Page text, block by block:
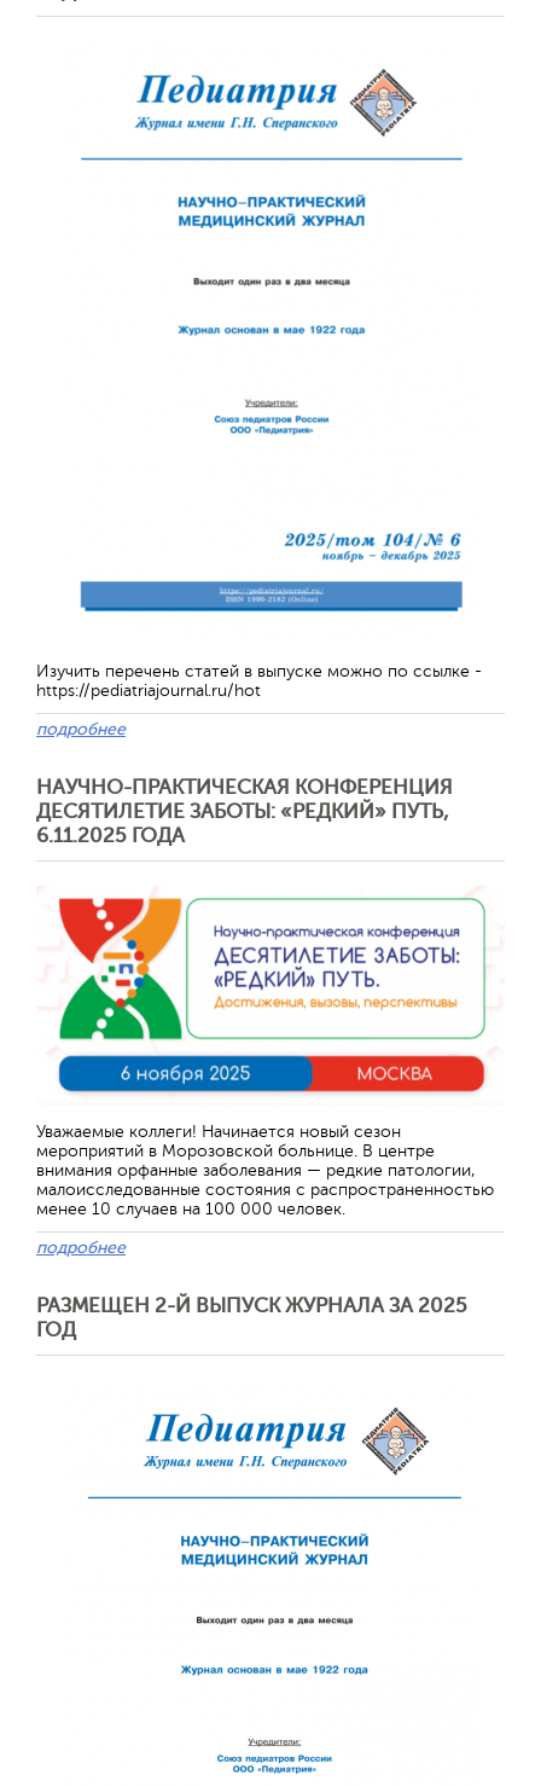
Изучить перечень статей в выпуске можно по ссылке -
https://pediatriajournal.ru/hot
подробнее
НАУЧНО-ПРАКТИЧЕСКАЯ КОНФЕРЕНЦИЯ
ДЕСЯТИЛЕТИЕ ЗАБОТЫ: «РЕДКИЙ» ПУТЬ,
6.11.2025 ГОДА
Уважаемые коллеги! Начинается новый сезон
мероприятий в Морозовской больнице. В центре
внимания орфанные заболевания — редкие патологии,
малоисследованные состояния с распространенностью
менее 10 случаев на 100 000 человек.
подробнее
РАЗМЕЩЕН 2-Й ВЫПУСК ЖУРНАЛА ЗА 2025
ГОД
Отправить